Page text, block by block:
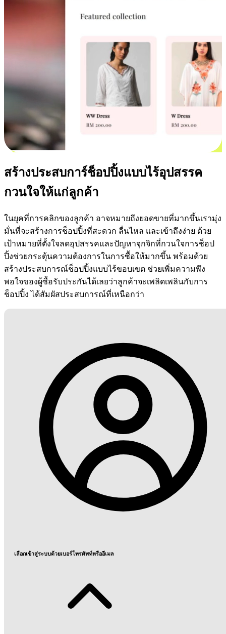
สร้างประสบการ์ช็อปปิ้งแบบไร้อุปสรรค
กวนใจให้แก่ลูกค้า
ในยุคที่การคลิกของลูกค้า อาจหมายถึงยอดขายที่มากขึ้นเรามุ่ง
มั่นที่จะสร้างการช็อปปิ้งที่สะดวก ลื่นไหล และเข้าถึงง่าย ด้วย
เป้าหมายที่ตั้งใจลดอุปสรรคและปัญหาจุกจิกที่กวนใจการช็อป
ปิ้งช่วยกระตุ้นความต้องการในการซื้อให้มากขึ้น พร้อมด้วย
สร้างประสบการณ์ช็อปปิ้งแบบไร้ขอบเขต ช่วยเพิ่มความพึง
พอใจของผู้ซื้อรับประกันได้เลยว่าลูกค้าจะเพลิดเพลินกับการ
ช็อปปิ้ง ได้สัมผัสประสบการณ์ที่เหนือกว่า
เลือกเข้าสู่ระบบด้วยเบอร์โทรศัพท์หรืออีเมล